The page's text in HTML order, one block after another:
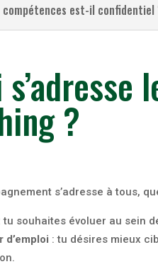
compétences est-il confidentiel
?
s’adresse à tous,
tu souhaites évoluer au sein
d’emploi : tu désires mieux